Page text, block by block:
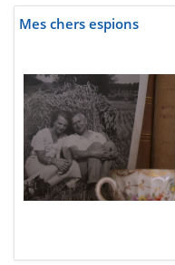
Mes chers espions